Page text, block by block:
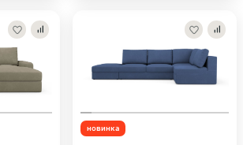
новинка